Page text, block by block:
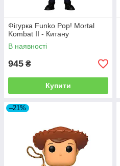
Фігурка Funko Pop! Mortal
Kombat II - Китану
В наявності
945 ₴
Купити
–21%